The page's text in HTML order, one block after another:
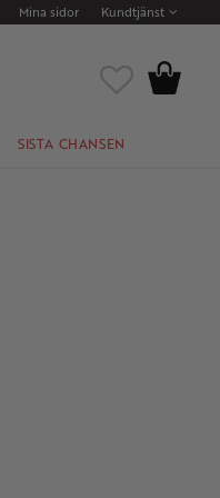
Mina sidor Kundtjänst
SISTA CHANSEN
Favoriter
Kundvagn